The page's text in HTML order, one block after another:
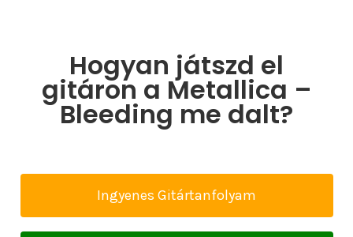
Hogyan játszd el
gitáron a Metallica –
Bleeding me dalt?
Ingyenes Gitártanfolyam